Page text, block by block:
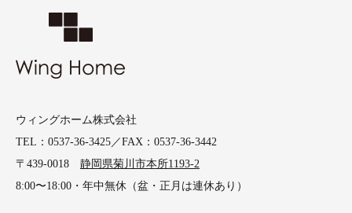
ウィングホーム株式会社
TEL：0537-36-3425／FAX：0537-36-3442
〒439-0018 静岡県菊川市本所1193-2
8:00〜18:00・年中無休（盆・正月は連休あり）